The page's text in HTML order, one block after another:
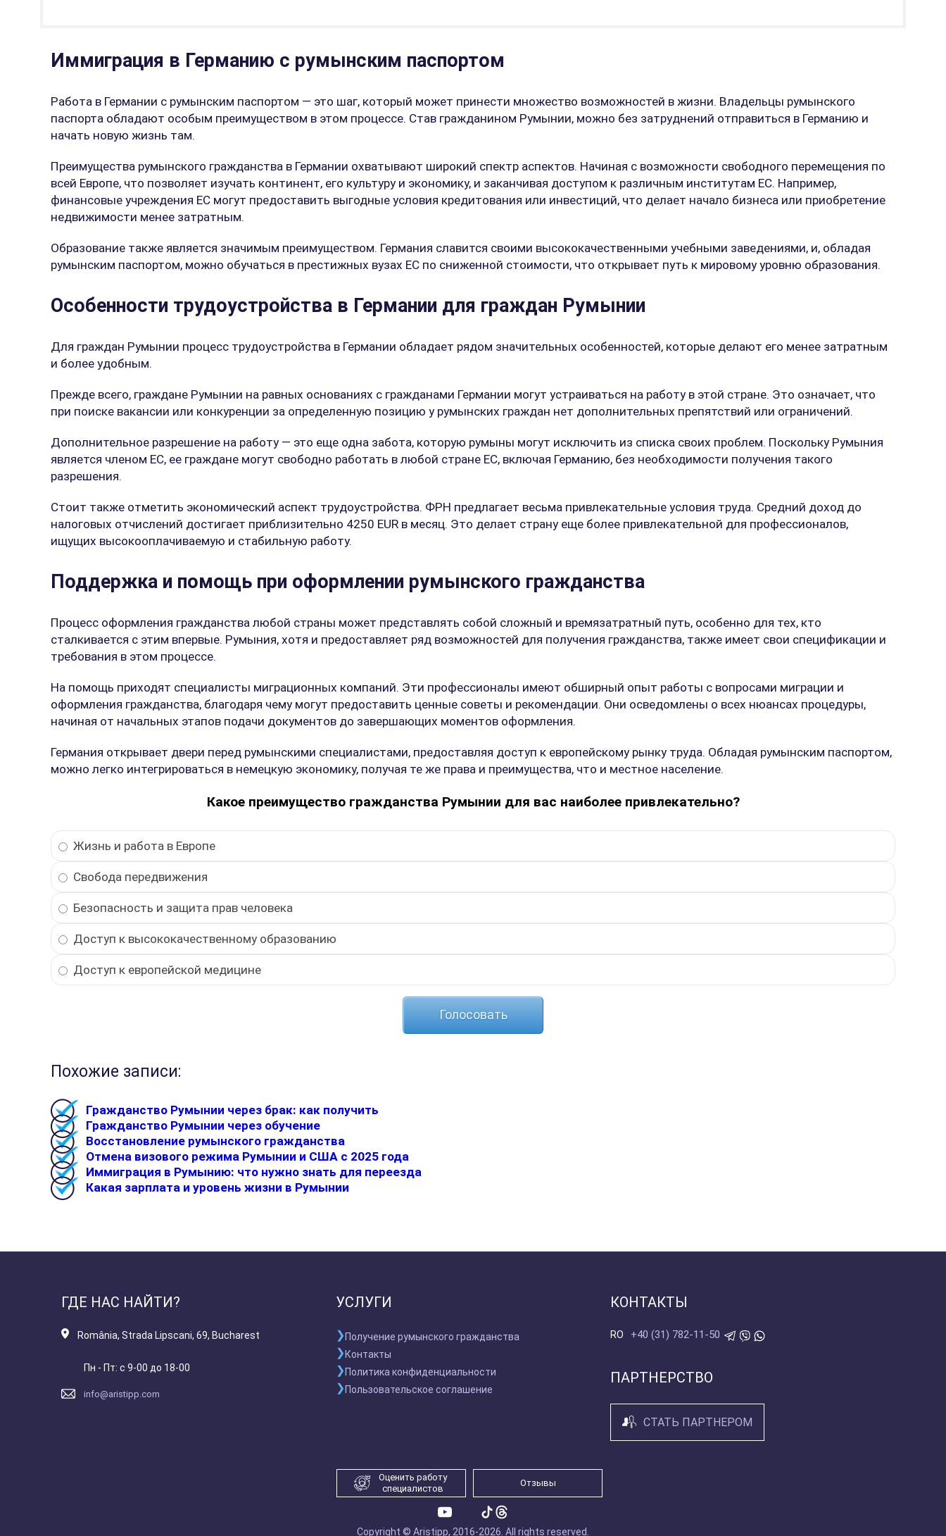
Иммиграция в Германию с румынским паспортом
Работа в Германии с румынским паспортом — это шаг, который может принести множество возможностей в жизни. Владельцы румынского
паспорта обладают особым преимуществом в этом процессе. Став гражданином Румынии, можно без затруднений отправиться в Германию и
начать новую жизнь там.
Преимущества румынского гражданства в Германии охватывают широкий спектр аспектов. Начиная с возможности свободного перемещения по
всей Европе, что позволяет изучать континент, его культуру и экономику, и заканчивая доступом к различным институтам ЕС. Например,
финансовые учреждения ЕС могут предоставить выгодные условия кредитования или инвестиций, что делает начало бизнеса или приобретение
недвижимости менее затратным.
Образование также является значимым преимуществом. Германия славится своими высококачественными учебными заведениями, и, обладая
румынским паспортом, можно обучаться в престижных вузах ЕС по сниженной стоимости, что открывает путь к мировому уровню образования.
Особенности трудоустройства в Германии для граждан Румынии
Для граждан Румынии процесс трудоустройства в Германии обладает рядом значительных особенностей, которые делают его менее затратным
и более удобным.
Прежде всего, граждане Румынии на равных основаниях с гражданами Германии могут устраиваться на работу в этой стране. Это означает, что
при поиске вакансии или конкуренции за определенную позицию у румынских граждан нет дополнительных препятствий или ограничений.
Дополнительное разрешение на работу — это еще одна забота, которую румыны могут исключить из списка своих проблем. Поскольку Румыния
является членом ЕС, ее граждане могут свободно работать в любой стране ЕС, включая Германию, без необходимости получения такого
разрешения.
Стоит также отметить экономический аспект трудоустройства. ФРН предлагает весьма привлекательные условия труда. Средний доход до
налоговых отчислений достигает приблизительно 4250 EUR в месяц. Это делает страну еще более привлекательной для профессионалов,
ищущих высокооплачиваемую и стабильную работу.
Поддержка и помощь при оформлении румынского гражданства
Процесс оформления гражданства любой страны может представлять собой сложный и времязатратный путь, особенно для тех, кто
сталкивается с этим впервые. Румыния, хотя и предоставляет ряд возможностей для получения гражданства, также имеет свои спецификации и
требования в этом процессе.
На помощь приходят специалисты миграционных компаний. Эти профессионалы имеют обширный опыт работы с вопросами миграции и
оформления гражданства, благодаря чему могут предоставить ценные советы и рекомендации. Они осведомлены о всех нюансах процедуры,
начиная от начальных этапов подачи документов до завершающих моментов оформления.
Германия открывает двери перед румынскими специалистами, предоставляя доступ к европейскому рынку труда. Обладая румынским паспортом,
можно легко интегрироваться в немецкую экономику, получая те же права и преимущества, что и местное население.
Какое преимущество гражданства Румынии для вас наиболее привлекательно?
Жизнь и работа в Европе
Свобода передвижения
Безопасность и защита прав человека
Доступ к высококачественному образованию
Доступ к европейской медицине
Похожие записи:
Гражданство Румынии через брак: как получить
Гражданство Румынии через обучение
Восстановление румынского гражданства
Отмена визового режима Румынии и США с 2025 года
Иммиграция в Румынию: что нужно знать для переезда
Какая зарплата и уровень жизни в Румынии
ГДЕ НАС НАЙТИ?
România, Strada Lipscani, 69, Bucharest
Пн - Пт: с 9-00 до 18-00
info@aristipp.com
УСЛУГИ
Получение румынского гражданства
Контакты
Политика конфиденциальности
Пользовательское соглашение
КОНТАКТЫ
RO +40 (31) 782-11-50
ПАРТНЕРСТВО
СТАТЬ ПАРТНЕРОМ
Оценить работу
специалистов
Отзывы
Copyright © Aristipp, 2016-2026. All rights reserved.